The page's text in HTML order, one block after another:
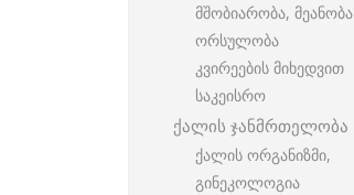
მშობიარობა, მეანობა
ორსულობა
კვირეების მიხედვით
საკეისრო
ქალის ჯანმრთელობა
ქალის ორგანიზმი,
გინეკოლოგია